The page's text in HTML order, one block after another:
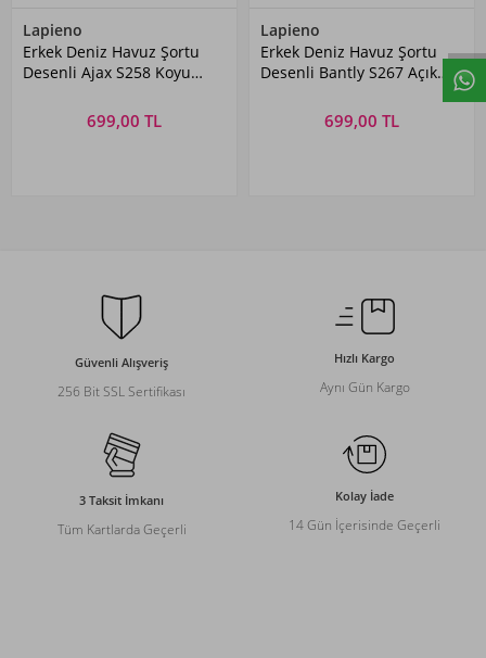
Lapieno
Erkek Deniz Havuz Şortu
Desenli Ajax S258 Koyu
699,00 TL
Lapieno
Erkek Deniz Havuz Şortu
Desenli Bantly S267 Açık
699,00 TL
Güvenli Alışveriş
256 Bit SSL Sertifikası
Hızlı Kargo
Aynı Gün Kargo
3 Taksit İmkanı
Tüm Kartlarda Geçerli
Kolay İade
14 Gün İçerisinde Geçerli